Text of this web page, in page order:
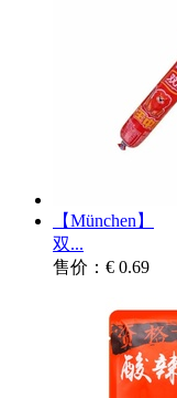
【München】
双...
售价：€ 0.69